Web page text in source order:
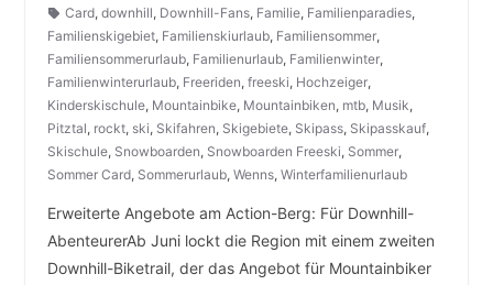
Card, downhill, Downhill-Fans, Familie, Familienparadies,
Familienskigebiet, Familienskiurlaub, Familiensommer,
Familiensommerurlaub, Familienurlaub, Familienwinter,
Familienwinterurlaub, Freeriden, freeski, Hochzeiger,
Kinderskischule, Mountainbike, Mountainbiken, mtb, Musik,
Pitztal, rockt, ski, Skifahren, Skigebiete, Skipass, Skipasskauf,
Skischule, Snowboarden, Snowboarden Freeski, Sommer,
Sommer Card, Sommerurlaub, Wenns, Winterfamilienurlaub
Erweiterte Angebote am Action-Berg: Für Downhill-
AbenteurerAb Juni lockt die Region mit einem zweiten
Downhill-Biketrail, der das Angebot für Mountainbiker